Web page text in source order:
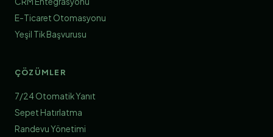
E-Ticaret Otomasyonu
Yeşil Tik Başvurusu
ÇÖZÜMLER
7/24 Otomatik Yanıt
Sepet Hatırlatma
Randevu Yönetimi